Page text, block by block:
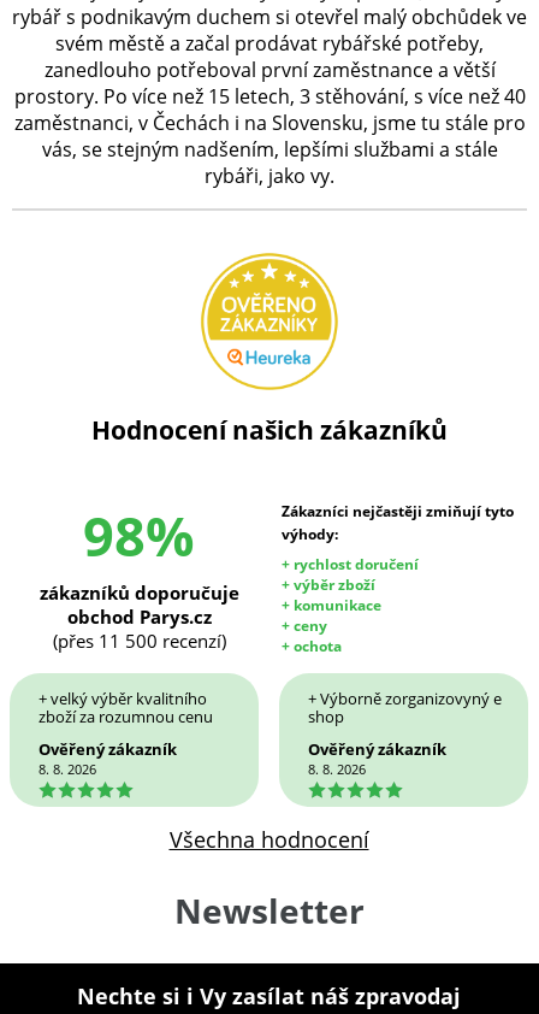
rybář s podnikavým duchem si otevřel malý obchůdek ve
svém městě a začal prodávat rybářské potřeby,
zanedlouho potřeboval první zaměstnance a větší
prostory. Po více než 15 letech, 3 stěhování, s více než 40
zaměstnanci, v Čechách i na Slovensku, jsme tu stále pro
vás, se stejným nadšením, lepšími službami a stále
rybáři, jako vy.
Hodnocení našich zákazníků
98%
Zákazníci nejčastěji zmiňují tyto
výhody:
+ rychlost doručení
+ výběr zboží
+ komunikace
+ ceny
+ ochota
zákazníků doporučuje
obchod Parys.cz
(přes 11 500 recenzí)
+ velký výběr kvalitního
zboží za rozumnou cenu
Ověřený zákazník
8. 8. 2026
5
+ Výborně zorganizovyný e
shop
Ověřený zákazník
8. 8. 2026
5
Všechna hodnocení
Newsletter
Nechte si i Vy zasílat náš zpravodaj